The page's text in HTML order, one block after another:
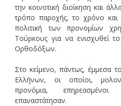
την κοινοτική διοίκηση και
τρόπο παροχής, το χρόνο
πολιτική των προνομίων
Τούρκους για να ενισχυθεί
Ορθοδόξων.
Στο κείμενο, πάντως, έμμεσα
Ελλήνων, οι οποίοι,
προνόμια,
επαναστάτησαν.